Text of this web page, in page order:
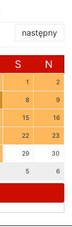
następny
S N
1 2
8 9
15 16
22 23
29 30
5 6